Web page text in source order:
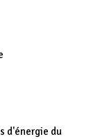
d'énergie du